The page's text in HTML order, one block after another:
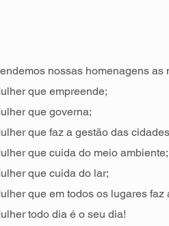
nossas homenagens as
que empreende;
que governa;
que faz a gestão das
que cuida do meio ambiente;
que cuida do lar;
que em todos os lugares faz
todo dia é o seu dia!